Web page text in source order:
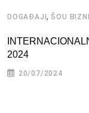
DOGAĐAJI, ŠOU
2024
20/07/2024